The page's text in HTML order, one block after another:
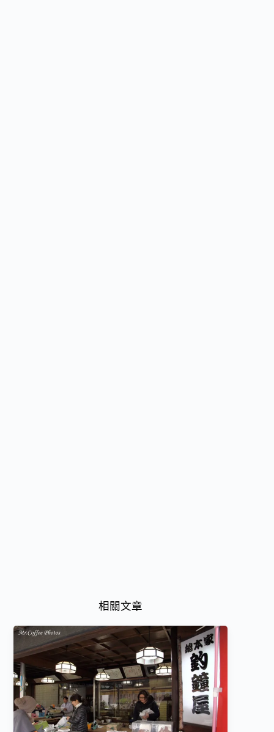
相關文章